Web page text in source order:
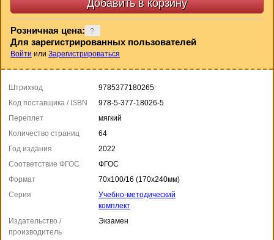
Розничная цена:
Для зарегистрированных пользователей
Войти или Зарегистрироваться
Штрихкод
9785377180265
Код поставщика / ISBN
978-5-377-18026-5
Переплет
мягкий
Количество страниц
64
Год издания
2022
Соответствие ФГОС
ФГОС
Формат
70x100/16 (170x240мм)
Серия
Учебно-методический
комплект
Издательство /
производитель
Экзамен